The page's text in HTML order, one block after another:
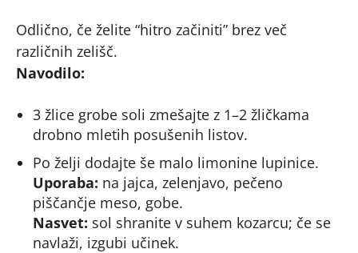
Odlično, če želite “hitro začiniti” brez več
različnih zelišč.
Navodilo:
3 žlice grobe soli zmešajte z 1–2 žličkama
drobno mletih posušenih listov.
Po želji dodajte še malo limonine lupinice.
Uporaba: na jajca, zelenjavo, pečeno
piščančje meso, gobe.
Nasvet: sol shranite v suhem kozarcu; če se
navlaži, izgubi učinek.